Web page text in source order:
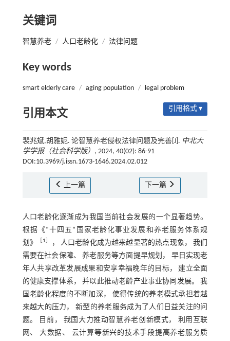
关键词
智慧养老 / 人口老龄化 / 法律问题
Key words
smart elderly care / aging population / legal problem
引用本文 引用格式 ▾
裴兆斌,胡雅妮. 论智慧养老侵权法律问题及完善[J]. 中北大
学学报（社会科学版） , 2024, 40(02): 86-91
DOI:10.3969/j.issn.1673-1646.2024.02.012
上一篇 下一篇
人口老龄化逐渐成为我国当前社会发展的一个显著趋势。
根据《“十四五”国家老龄化事业发展和养老服务体系规
划》
1
， 人口老龄化成为越来越显著的热点现象， 我们
需要在社会保障、 养老服务等方面提早规划， 早日实现老
年人共享改革发展成果和安享幸福晚年的目标， 建立全面
的健康支撑体系， 并以此推动老龄产业事业协同发展。 我
国老龄化程度的不断加深， 使得传统的养老模式承担着越
来越大的压力， 新型的养老服务成为了人们日益关注的问
题。 目前， 我国大力推动智慧养老创新模式， 利用互联
网、 大数据、 云计算等新兴的技术手段提高养老服务质